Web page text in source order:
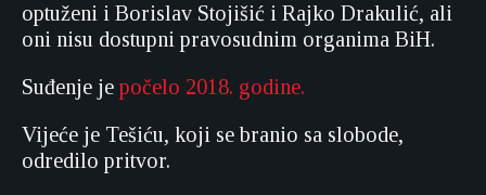
optuženi i Borislav Stojišić i Rajko Drakulić, ali
oni nisu dostupni pravosudnim organima BiH.
Suđenje je počelo 2018. godine.
Vijeće je Tešiću, koji se branio sa slobode,
odredilo pritvor.